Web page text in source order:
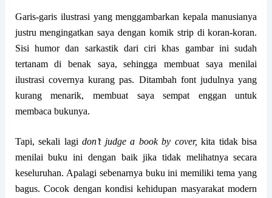
Garis-garis ilustrasi yang menggambarkan kepala manusianya
justru mengingatkan saya dengan komik strip di koran-koran.
Sisi humor dan sarkastik dari ciri khas gambar ini sudah
tertanam di benak saya, sehingga membuat saya menilai
ilustrasi covernya kurang pas. Ditambah font judulnya yang
kurang menarik, membuat saya sempat enggan untuk
membaca bukunya.
Tapi, sekali lagidon’t judge a book by cover, kita tidak bisa
menilai buku ini dengan baik jika tidak melihatnya secara
keseluruhan. Apalagi sebenarnya buku ini memiliki tema yang
bagus. Cocok dengan kondisi kehidupan masyarakat modern